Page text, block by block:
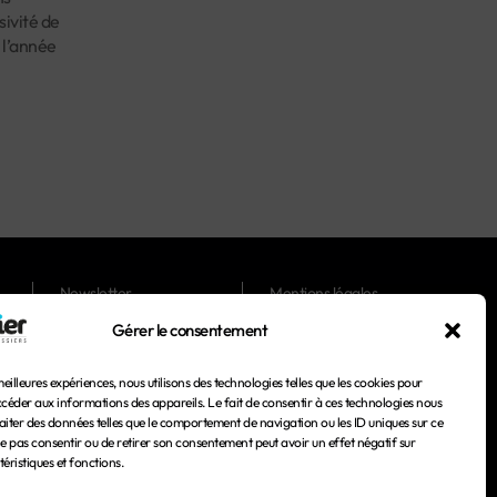
Gérer le consentement
expériences, nous utilisons des technologies telles que les cookies pour
aux informations des appareils. Le fait de consentir à ces technologies nous
des données telles que le comportement de navigation ou les ID uniques sur ce
pas consentir ou de retirer son consentement peut avoir un effet négatif sur
et fonctions.
de
Newsletter
Magazines
Mentions légales
Conditions générales de
vente
Politique de confidentialité